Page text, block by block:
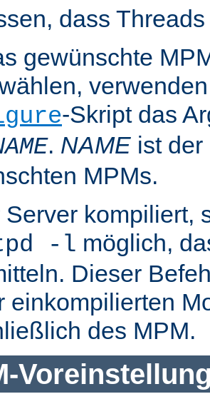
dass
gewünschte
-Skript das
. NAME ist
MPMs.
Server kompiliert,
-l möglich,
Dieser
einkompilierten
des MPM.